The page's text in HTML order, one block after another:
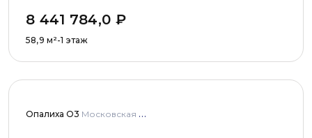
8 441 784,0 ₽
58,9 м²-1 этаж
Опалиха О3 Московская область, городской округ Красногорск, город Красногорск, микрорайон Опалиха, улица Пришвина